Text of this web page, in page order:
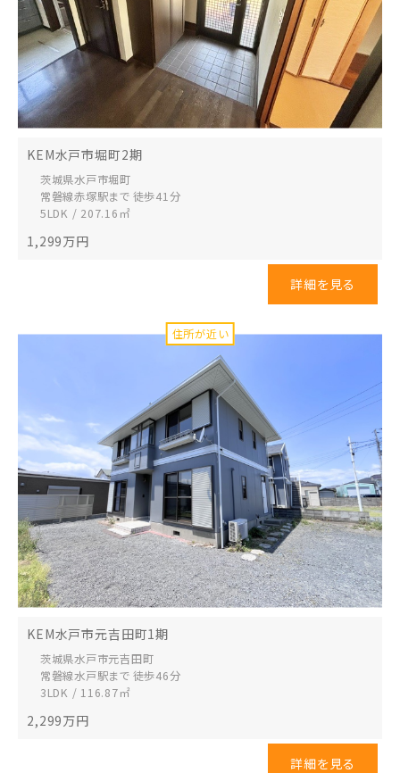
KEM水戸市堀町2期
茨城県水戸市堀町
常磐線赤塚駅まで 徒歩41分
5LDK / 207.16㎡
1,299万円
詳細を見る
KEM水戸市元吉田町1期
茨城県水戸市元吉田町
常磐線水戸駅まで 徒歩46分
3LDK / 116.87㎡
2,299万円
詳細を見る